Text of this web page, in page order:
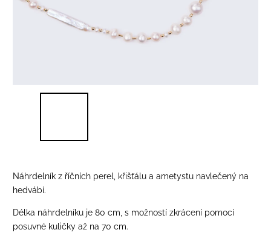
Náhrdelník z říčních perel, křišťálu a ametystu navlečený na
hedvábí.
Délka náhrdelníku je 80 cm, s možností zkrácení pomocí
posuvné kuličky až na 70 cm.